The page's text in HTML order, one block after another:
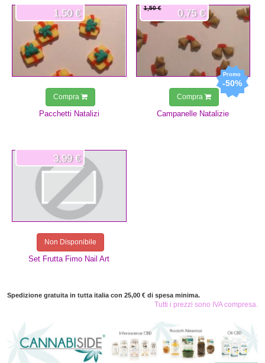
Pacchetti Natalizi
1,50 €
Compra
-50%
Campanelle Natalizie
1,50 € 0,75 €
Compra
Set Frutta Fimo Nail Art
3,99 €
Non Disponibile
Spedizione gratuita in tutta italia con 25,00 € di spesa minima.
Tutti i prezzi sono IVA compresa.